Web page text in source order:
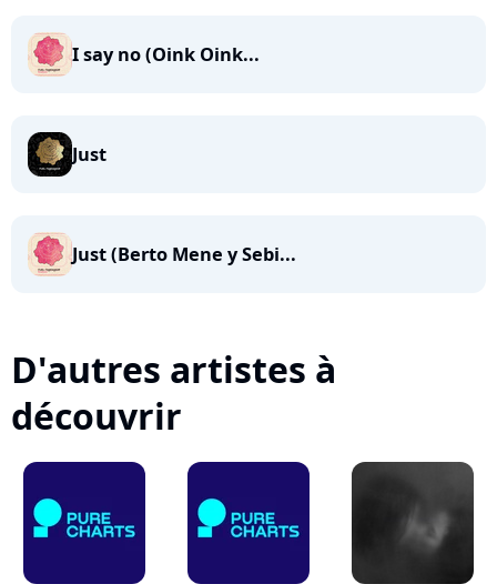
I say no (Oink Oink...
Just
Just (Berto Mene y Sebi...
D'autres artistes à
découvrir